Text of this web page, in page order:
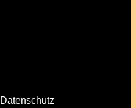
Datenschutz